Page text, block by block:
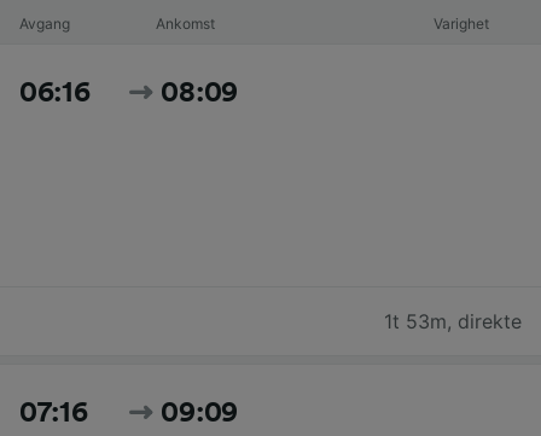
Avgang Ankomst Varighet
06:16 08:09
1t 53m, direkte
07:16 09:09